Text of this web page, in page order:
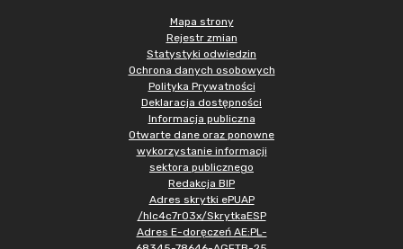
Mapa strony
Rejestr zmian
Statystyki odwiedzin
Ochrona danych osobowych
Polityka Prywatności
Deklaracja dostępności
Informacja publiczna
Otwarte dane oraz ponowne
wykorzystanie informacji
sektora publicznego
Redakcja BIP
Adres skrytki ePUAP
/hlc4c7r03x/SkrytkaESP
Adres E-doręczeń AE:PL-